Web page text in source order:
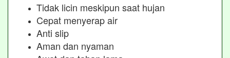
Tidak licin meskipun saat hujan
Cepat menyerap air
Anti slip
Aman dan nyaman